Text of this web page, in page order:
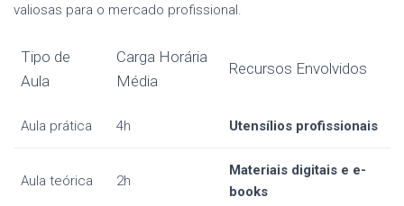
valiosas para o mercado profissional.
Tipo de
Aula
Carga Horária
Média
Recursos Envolvidos
Aula prática 4h Utensílios profissionais
Aula teórica 2h
Materiais digitais e e-
books